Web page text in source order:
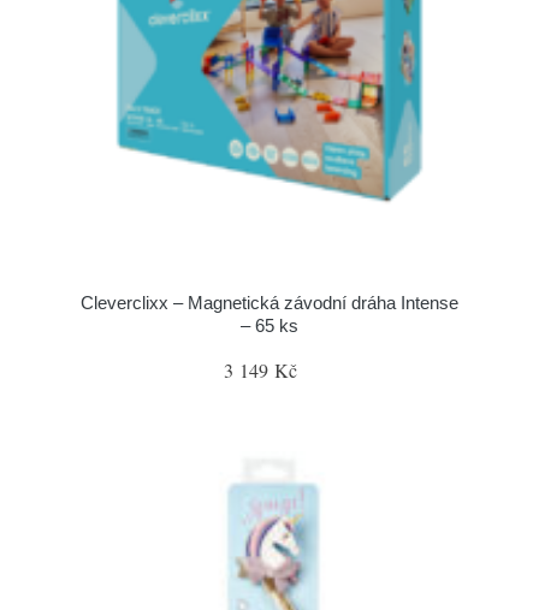
Cleverclixx – Magnetická závodní dráha Intense
– 65 ks
3 149 Kč